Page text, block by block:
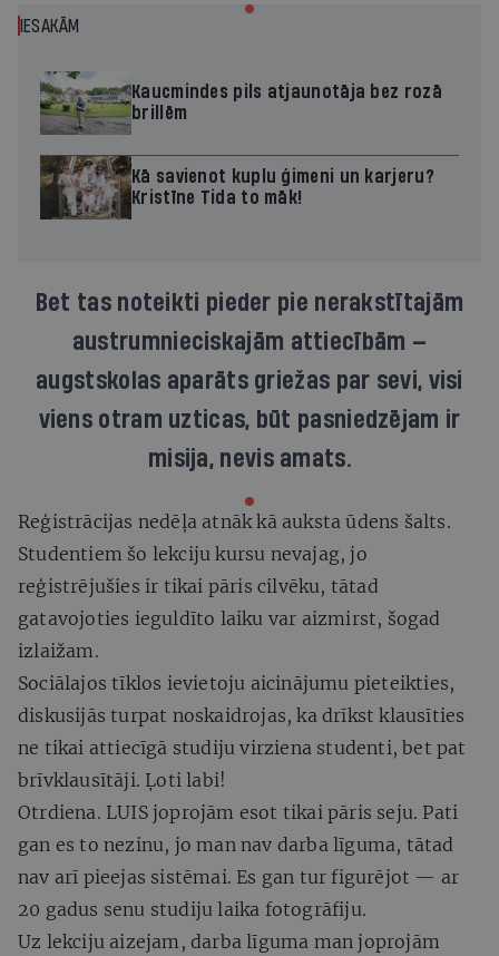
IESAKĀM
Kaucmindes pils atjaunotāja bez rozā
brillēm
Kā savienot kuplu ģimeni un karjeru?
Kristīne Tida to māk!
Bet tas noteikti pieder pie nerakstītajām
austrumnieciskajām attiecībām —
augstskolas aparāts griežas par sevi, visi
viens otram uzticas, būt pasniedzējam ir
misija, nevis amats.
Reģistrācijas nedēļa atnāk kā auksta ūdens šalts.
Studentiem šo lekciju kursu nevajag, jo
reģistrējušies ir tikai pāris cilvēku, tātad
gatavojoties ieguldīto laiku var aizmirst, šogad
izlaižam.
Sociālajos tīklos ievietoju aicinājumu pieteikties,
diskusijās turpat noskaidrojas, ka drīkst klausīties
ne tikai attiecīgā studiju virziena studenti, bet pat
brīvklausītāji. Ļoti labi!
Otrdiena. LUIS joprojām esot tikai pāris seju. Pati
gan es to nezinu, jo man nav darba līguma, tātad
nav arī pieejas sistēmai. Es gan tur figurējot — ar
20 gadus senu studiju laika fotogrāfiju.
Uz lekciju aizejam, darba līguma man joprojām